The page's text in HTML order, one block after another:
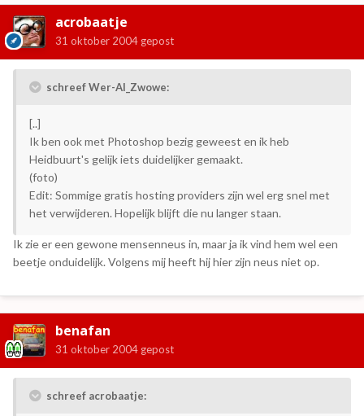
acrobaatje
31 oktober 2004 gepost
schreef Wer-Al_Zwowe:
[..]
Ik ben ook met Photoshop bezig geweest en ik heb
Heidbuurt's gelijk iets duidelijker gemaakt.
(foto)
Edit: Sommige gratis hosting providers zijn wel erg snel met
het verwijderen. Hopelijk blijft die nu langer staan.
Ik zie er een gewone mensenneus in, maar ja ik vind hem wel een
beetje onduidelijk. Volgens mij heeft hij hier zijn neus niet op.
benafan
31 oktober 2004 gepost
schreef acrobaatje: